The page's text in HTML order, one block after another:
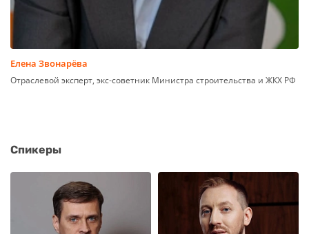
Елена Звонарёва
Отраслевой эксперт, экс-советник Министра строительства и ЖКХ РФ
Спикеры